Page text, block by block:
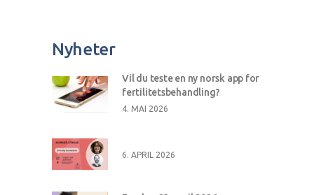
Nyheter
Vil du teste en ny norsk app for
fertilitetsbehandling?
4. MAI 2026
6. APRIL 2026